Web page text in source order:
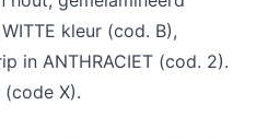
kleur (cod. B),
in ANTHRACIET (cod. 2).
X).